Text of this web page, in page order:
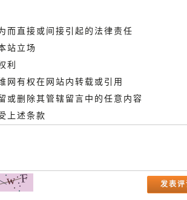
而直接或间接引起的法律责任
站立场
利
网有权在网站内转载或引用
或删除其管辖留言中的任意内容
上述条款